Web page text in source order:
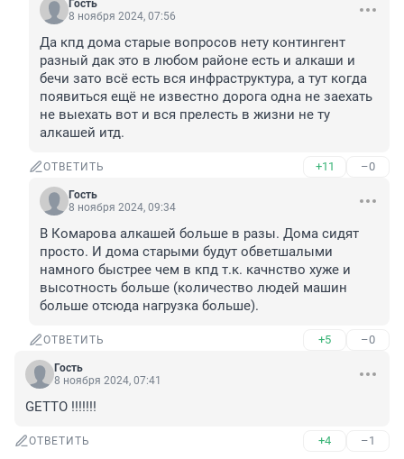
Гость
8 ноября 2024, 07:56
Да кпд дома старые вопросов нету контингент
разный дак это в любом районе есть и алкаши и
бечи зато всё есть вся инфраструктура, а тут когда
появиться ещё не известно дорога одна не заехать
не выехать вот и вся прелесть в жизни не ту
алкашей итд.
ОТВЕТИТЬ +11 –0
Гость
8 ноября 2024, 09:34
В Комарова алкашей больше в разы. Дома сидят
просто. И дома старыми будут обветшалыми
намного быстрее чем в кпд т.к. качнство хуже и
высотность больше (количество людей машин
больше отсюда нагрузка больше).
ОТВЕТИТЬ +5 –0
Гость
8 ноября 2024, 07:41
GETTO !!!!!!!
ОТВЕТИТЬ +4 –1